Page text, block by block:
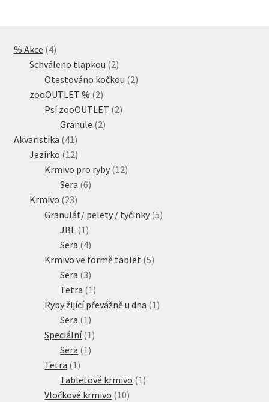
% Akce 44
produkty
Schváleno tlapkou 22
produkty
Otestováno kočkou 22
zooOUTLET % 22
produkty
Psí zooOUTLET 22
Granule 22
Akvaristika 41 41
produktů
Jezírko 1212
produktů
Krmivo pro ryby 1212
Sera 66
Krmivo 2323
produktů
Granulát/ pelety / tyčinky 55
JBL 1 1
produkt
Sera 44
produkty
Krmivo ve formě tablet 55
Sera 33
produkty
Tetra 1 1
produkt
Ryby žijící převážně u dna 1 1
Sera 1 1
produkt
Speciální 1 1
Sera 1 1
Tetra 1 1
produkt
Tabletové krmivo 1 1
Vločkové krmivo 1010